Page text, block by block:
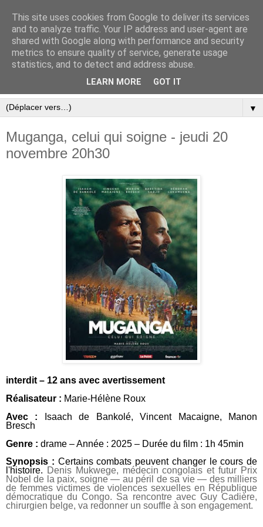
▼
Muganga, celui qui soigne - jeudi 20
novembre 20h30
interdit – 12 ans avec avertissement
Réalisateur : Marie-Hélène Roux
Avec :
Isaach de Bankolé,Vincent Macaigne,
Manon
Bresch
Genre : drame – Année : 2025 – Durée du film : 1h 45min
Synopsis : Certains combats peuvent changer le cours de
l'histoire. Denis Mukwege, médecin congolais et futur Prix
Nobel de la paix, soigne — au péril de sa vie — des milliers
de femmes victimes de violences sexuelles en République
démocratique du Congo. Sa rencontre avec Guy Cadière,
chirurgien belge, va redonner un souffle à son engagement.
This site uses cookies from Google to deliver its services
and to analyze traffic. Your IP address and user-agent are
shared with Google along with performance and security
metrics to ensure quality of service, generate usage
statistics, and to detect and address abuse.
LEARN MORE GOT IT